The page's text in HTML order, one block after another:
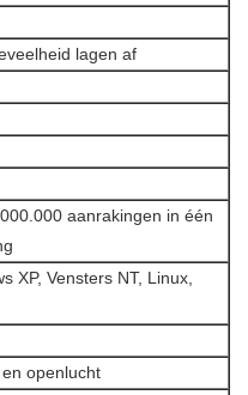
lagen af
aanrakingen in één
XP, Vensters NT, Linux,
openlucht